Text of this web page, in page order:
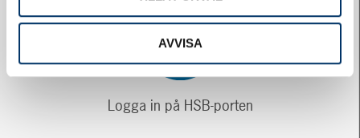
AVVISA
Logga in på HSB-porten